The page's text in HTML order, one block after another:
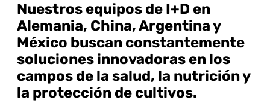
Nuestros equipos de I+D en
Alemania, China, Argentina y
México buscan constantemente
soluciones innovadoras en los
campos de la salud, la nutrición y
la protección de cultivos.